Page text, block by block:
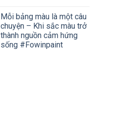
Mỗi bảng màu là một câu
chuyện – Khi sắc màu trở
thành nguồn cảm hứng
sống #Fowinpaint